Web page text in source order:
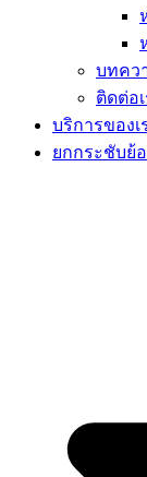
บทคว
ติดต่อ
บริการของเ
ยกกระชับย้